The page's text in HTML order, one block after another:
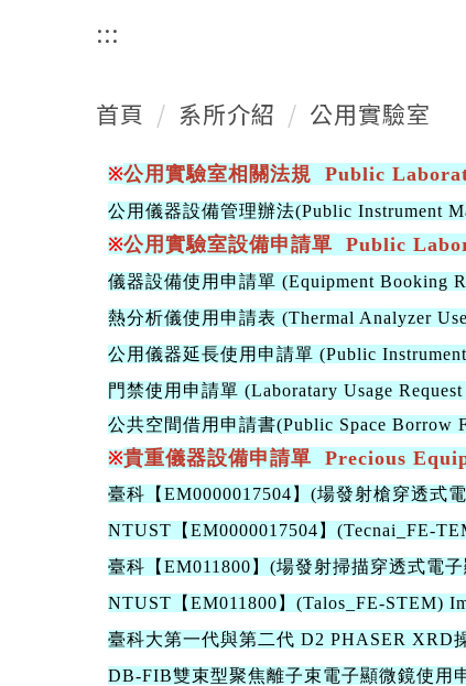
:::
首頁 系所介紹 公用實驗室
※公用實驗室相關法規 Public
公用儀器設備管理辦法(Public Instrument
※公用實驗室設備申請單 Public
儀器設備使用申請單 (Equipment Booking
熱分析儀使用申請表 (Thermal Analyzer
公用儀器延長使用申請單 (Public
門禁使用申請單 (Laboratary Usage
公共空間借用申請書(Public Space Borrow
※貴重儀器設備申請單 Precious
臺科【EM0000017504】(場發射槍穿透式
NTUST【EM0000017504】(Tecnai_FE-
臺科【EM011800】(場發射掃描穿透式電
NTUST【EM011800】(Talos_FE-STEM)
臺科大第一代與第二代 D2 PHASER XRD
DB-FIB雙束型聚焦離子束電子顯微鏡使用